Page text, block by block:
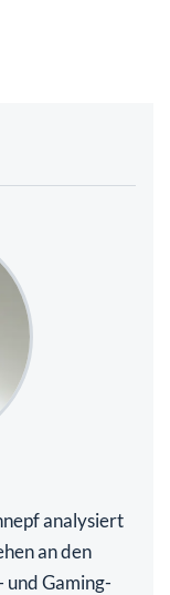
analysiert
an den
Gaming-